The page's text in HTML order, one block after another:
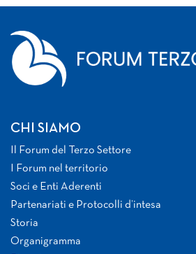
CHI SIAMO
Il Forum del Terzo Settore
I Forum nel territorio
Soci e Enti Aderenti
Partenariati e Protocolli d’intesa
Storia
Organigramma